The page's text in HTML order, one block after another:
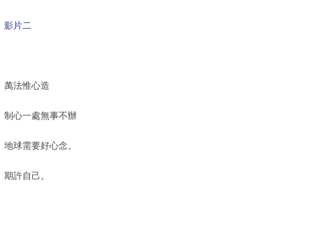
影片二
萬法惟心造
制心一處無事不辦
地球需要好心念。
期許自己。